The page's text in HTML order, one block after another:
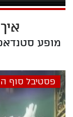
מופע
פסטיבל סוף הקיץ